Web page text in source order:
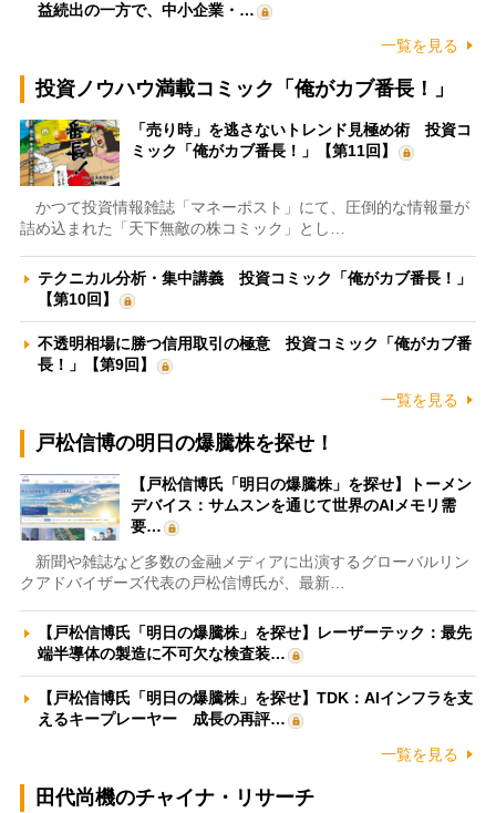
益続出の一方で、中小企業・…
一覧を見る
投資ノウハウ満載コミック「俺がカブ番長！」
「売り時」を逃さないトレンド見極め術 投資コ
ミック「俺がカブ番長！」【第11回】
かつて投資情報雑誌「マネーポスト」にて、圧倒的な情報量が
詰め込まれた「天下無敵の株コミック」とし…
テクニカル分析・集中講義 投資コミック「俺がカブ番長！」
【第10回】
不透明相場に勝つ信用取引の極意 投資コミック「俺がカブ番
長！」【第9回】
一覧を見る
戸松信博の明日の爆騰株を探せ！
【戸松信博氏「明日の爆騰株」を探せ】トーメン
デバイス：サムスンを通じて世界のAIメモリ需
要…
新聞や雑誌など多数の金融メディアに出演するグローバルリン
クアドバイザーズ代表の戸松信博氏が、最新…
【戸松信博氏「明日の爆騰株」を探せ】レーザーテック：最先
端半導体の製造に不可欠な検査装…
【戸松信博氏「明日の爆騰株」を探せ】TDK：AIインフラを支
えるキープレーヤー 成長の再評…
一覧を見る
田代尚機のチャイナ・リサーチ